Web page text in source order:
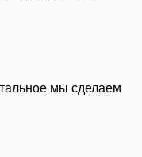
мы сделаем